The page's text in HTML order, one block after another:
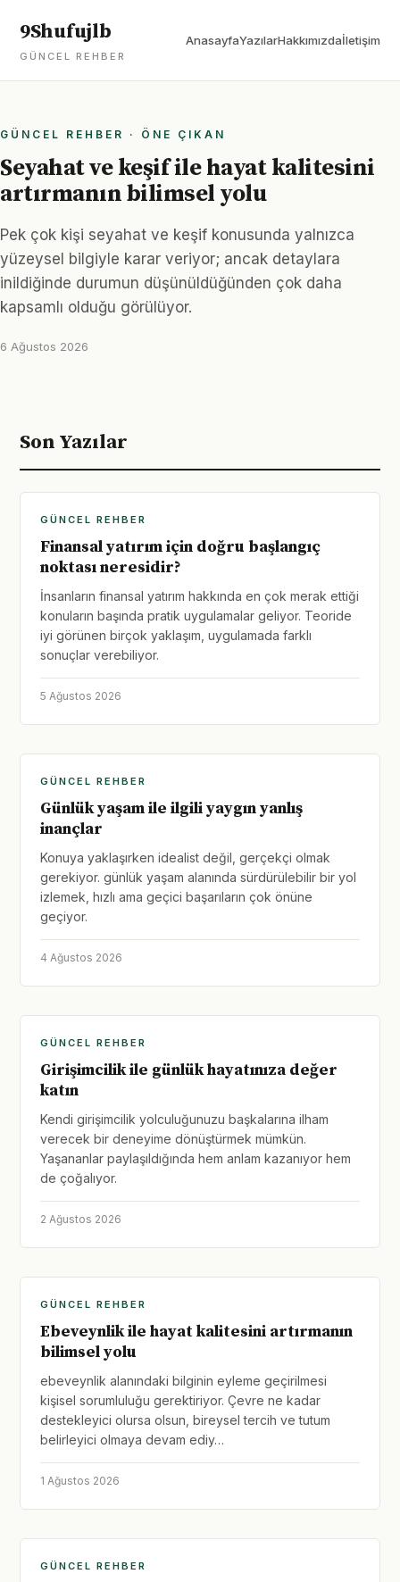
9Shufujlb
GÜNCEL REHBER
AnasayfaYazılarHakkımızdaİletişim
GÜNCEL REHBER · ÖNE ÇIKAN
Seyahat ve keşif ile hayat kalitesini
artırmanın bilimsel yolu
Pek çok kişi seyahat ve keşif konusunda yalnızca
yüzeysel bilgiyle karar veriyor; ancak detaylara
inildiğinde durumun düşünüldüğünden çok daha
kapsamlı olduğu görülüyor.
6 Ağustos 2026
Son Yazılar
GÜNCEL REHBER
Finansal yatırım için doğru başlangıç
noktası neresidir?
İnsanların finansal yatırım hakkında en çok merak ettiği
konuların başında pratik uygulamalar geliyor. Teoride
iyi görünen birçok yaklaşım, uygulamada farklı
sonuçlar verebiliyor.
5 Ağustos 2026
GÜNCEL REHBER
Günlük yaşam ile ilgili yaygın yanlış
inançlar
Konuya yaklaşırken idealist değil, gerçekçi olmak
gerekiyor. günlük yaşam alanında sürdürülebilir bir yol
izlemek, hızlı ama geçici başarıların çok önüne
geçiyor.
4 Ağustos 2026
GÜNCEL REHBER
Girişimcilik ile günlük hayatınıza değer
katın
Kendi girişimcilik yolculuğunuzu başkalarına ilham
verecek bir deneyime dönüştürmek mümkün.
Yaşananlar paylaşıldığında hem anlam kazanıyor hem
de çoğalıyor.
2 Ağustos 2026
GÜNCEL REHBER
Ebeveynlik ile hayat kalitesini artırmanın
bilimsel yolu
ebeveynlik alanındaki bilginin eyleme geçirilmesi
kişisel sorumluluğu gerektiriyor. Çevre ne kadar
destekleyici olursa olsun, bireysel tercih ve tutum
belirleyici olmaya devam ediy…
1 Ağustos 2026
GÜNCEL REHBER